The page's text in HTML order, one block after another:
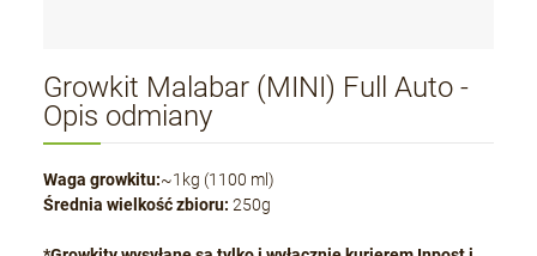
Growkit Malabar (MINI) Full Auto -
Opis odmiany
Waga growkitu:~1kg (1100 ml)
Średnia wielkość zbioru: 250g